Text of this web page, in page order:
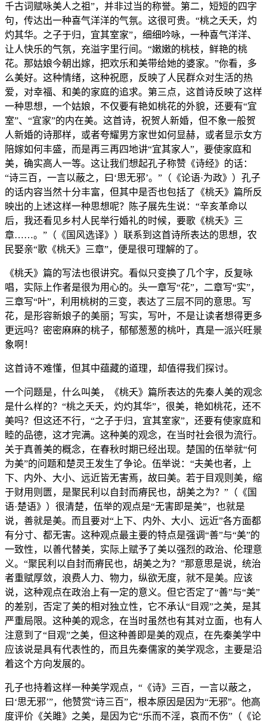
千古词赋咏美人之祖”，并非过当的称誉。第二，短短的四字
句，传达出一种喜气洋洋的气氛。这很可贵。“桃之夭夭，灼
灼其华。之子于归，宜其室家”，细细吟咏，一种喜气洋洋、
让人快乐的气氛，充溢字里行间。“嫩嫩的桃枝，鲜艳的桃
花。那姑娘今朝出嫁，把欢乐和美带给她的婆家。”你看，多
么美好。这种情绪，这种祝愿，反映了人民群众对生活的热
爱，对幸福、和美的家庭的追求。第三点，这首诗反映了这样
一种思想，一个姑娘，不仅要有艳如桃花的外貌，还要有“宜
室”、“宜家”的内在美。这首诗，祝贺人新婚，但不象一般贺
人新婚的诗那样，或者夸耀男方家世如何显赫，或者显示女方
陪嫁如何丰盛，而是再三再四地讲“宜其家人”，要使家庭和
美，确实高人一等。这让我们想起孔子称赞《诗经》的话：
“诗三百，一言以蔽之，曰‘思无邪’。”（《论语·为政》）孔子
的话内容当然十分丰富，但其中是否也包括了《桃夭》篇所反
映出的上述这样一种思想呢？陈子展先生说：“辛亥革命以
后，我还看见乡村人民举行婚礼的时候，要歌《桃夭》三
章……。”（《国风选译》）联系到这首诗所表达的思想，农
民娶亲“歌《桃夭》三章”，便是很可理解的了。
《桃夭》篇的写法也很讲究。看似只变换了几个字，反复咏
唱，实际上作者是很为用心的。头一章写“花”，二章写“实”，
三章写“叶”，利用桃树的三变，表达了三层不同的意思。写
花，是形容新娘子的美丽；写实，写叶，不是让读者想得更多
更远吗？密密麻麻的桃子，郁郁葱葱的桃叶，真是一派兴旺景
象啊！
这首诗不难懂，但其中蕴藏的道理，却值得我们探讨。
一个问题是，什么叫美，《桃夭》篇所表达的先秦人美的观念
是什么样的？“桃之夭夭，灼灼其华”，很美，艳如桃花，还不
美吗？但这还不行，“之子于归，宜其室家”，还要有使家庭和
睦的品德，这才完满。这种美的观念，在当时社会很为流行。
关于真善美的概念，在春秋时期已经出现。楚国的伍举就“何
为美”的问题和楚灵王发生了争论。伍举说：“夫美也者，上
下、内外、大小、远近皆无害焉，故曰美。若于目观则美，缩
于财用则匮，是聚民利以自封而瘠民也，胡美之为？”（《国
语·楚语》）很清楚，伍举的观点是“无害即是美”，也就是
说，善就是美。而且要对“上下、内外、大小、远近”各方面都
有分寸、都无害。这种观点最主要的特点是强调“善”与“美”的
一致性，以善代替美，实际上赋予了美以强烈的政治、伦理意
义。“聚民利以自封而瘠民也，胡美之为？”那意思是说，统治
者重赋厚敛，浪费人力、物力，纵欲无度，就不是美。应该
说，这种观点在政治上有一定的意义。但它否定了“善”与“美”
的差别，否定了美的相对独立性，它不承认“目观”之美，是其
严重局限。这种美的观念，在当时虽然也有其对立面，也有人
注意到了“目观”之美，但这种善即是美的观点，在先秦美学中
应该说是具有代表性的，而且先秦儒家的美学观念，主要是沿
着这个方向发展的。
孔子也持着这样一种美学观点，“《诗》三百，一言以蔽之，
曰‘思无邪’”，他赞赏“诗三百”，根本原因是因为“无邪”。他高
度评价《关雎》之美，是因为它“乐而不淫，哀而不伤”（《论